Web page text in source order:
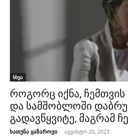
სხვა
როგორც იქნა, ჩემთვის
და სამშობლოში
გადავწყვიტე, მაგრამ
ხათუნა ყაზაროვი - აგვისტო 20, 2023